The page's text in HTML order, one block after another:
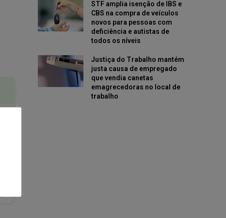
STF amplia isenção de IBS e
CBS na compra de veículos
novos para pessoas com
deficiência e autistas de
todos os níveis
Justiça do Trabalho mantém
justa causa de empregado
que vendia canetas
emagrecedoras no local de
trabalho